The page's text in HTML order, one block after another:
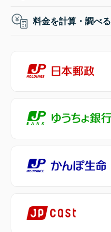
料金を計算・調べる